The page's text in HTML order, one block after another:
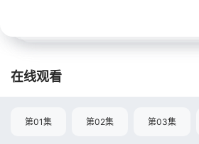
在线观看
第01集 第02集 第03集